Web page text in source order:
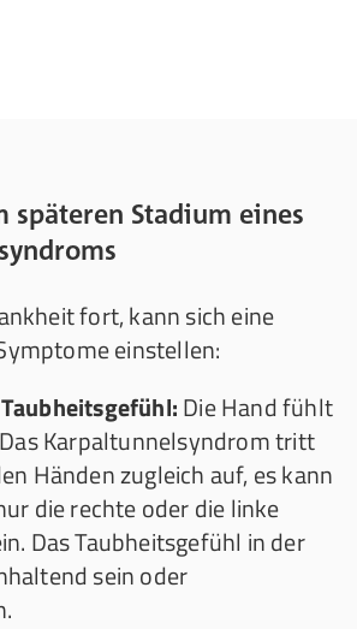
späteren Stadium eines
fort, kann sich eine
einstellen:
Die Hand fühlt
Karpaltunnelsyndrom tritt
Händen zugleich auf, es kann
die rechte oder die linke
Das Taubheitsgefühl in der
sein oder